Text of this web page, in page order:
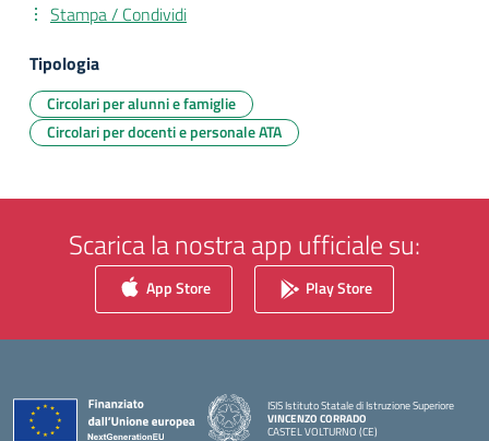
Stampa / Condividi
Tipologia
Circolari per alunni e famiglie
Circolari per docenti e personale ATA
Scarica la nostra app ufficiale su:
App Store Play Store
ISIS Istituto Statale di Istruzione Superiore
VINCENZO CORRADO
CASTEL VOLTURNO (CE)